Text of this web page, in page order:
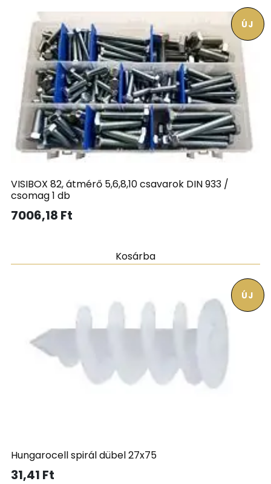
VISIBOX 82, átmérő 5,6,8,10 csavarok DIN 933 /
csomag 1 db
7006,18 Ft
ÚJ
Kosárba
Hungarocell spirál dübel 27x75
31,41 Ft
ÚJ